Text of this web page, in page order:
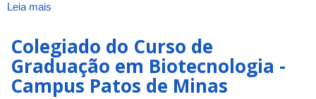
Leia mais
Colegiado do Curso de
Graduação em Biotecnologia -
Campus Patos de Minas